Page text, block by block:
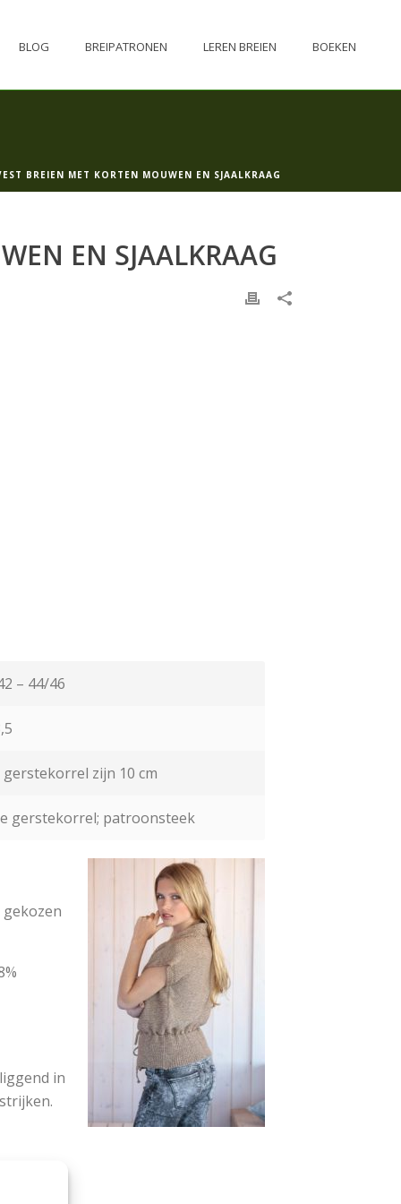
BLOG BREIPATRONEN LEREN BREIEN BOEKEN
BREIEN MET KORTEN MOUWEN EN SJAALKRAAG
EN SJAALKRAAG
– 44/46
zijn 10 cm
gerstekorrel; patroonsteek
in